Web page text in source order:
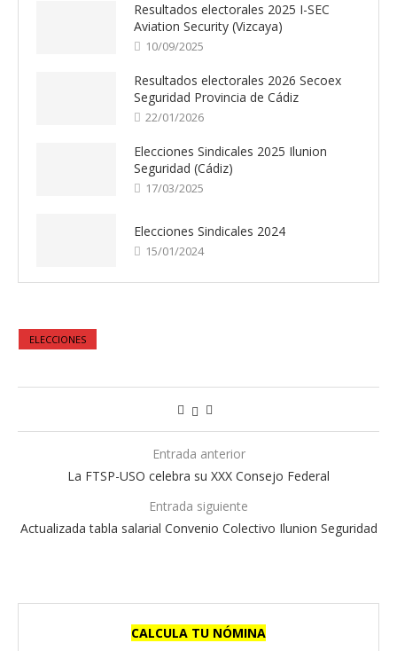
Resultados electorales 2025 I-SEC
Aviation Security (Vizcaya)
10/09/2025
Resultados electorales 2026 Secoex
Seguridad Provincia de Cádiz
22/01/2026
Elecciones Sindicales 2025 Ilunion
Seguridad (Cádiz)
17/03/2025
Elecciones Sindicales 2024
15/01/2024
ELECCIONES
Entrada anterior
La FTSP-USO celebra su XXX Consejo Federal
Entrada siguiente
Actualizada tabla salarial Convenio Colectivo Ilunion Seguridad
CALCULA TU NÓMINA